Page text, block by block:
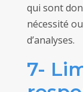
qui sont
nécessité
d’analyses.
7-